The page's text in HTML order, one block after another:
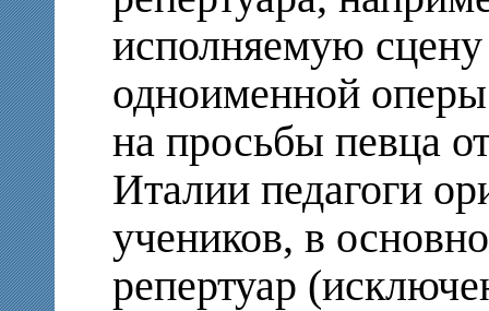
исполняемую
одноименной
на просьбы певца
Италии педагоги
учеников, в
репертуар